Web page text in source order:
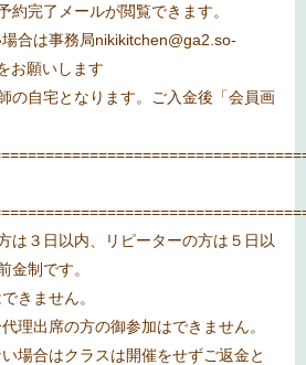
約完了メールが閲覧できます。
合は事務局nikikitchen@ga2.so-
お願いします
の自宅となります。ご入金後「会員画
は３日以内、リピーターの方は５日以
金制です。
きません。
理出席の方の御参加はできません。
場合はクラスは開催をせずご返金と